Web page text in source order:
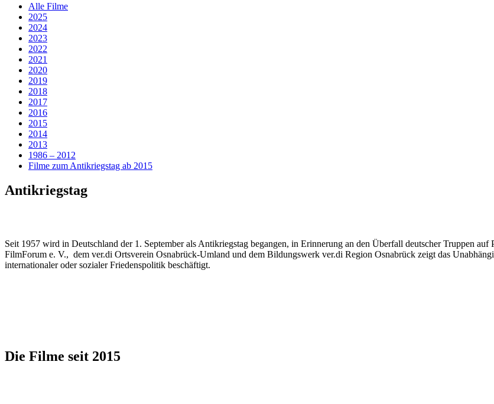
Alle Filme
2025
2024
2023
2022
2021
2020
2019
2018
2017
2016
2015
2014
2013
1986 – 2012
Filme zum Antikriegstag ab 2015
Antikriegstag
Seit 1957 wird in Deutschland der 1. September als Antikriegstag begangen, in Erinnerung an den Überfall deutscher Truppen
FilmForum e. V., dem ver.di Ortsverein Osnabrück-Umland und dem Bildungswerk ver.di Region Osnabrück zeigt das
internationaler oder sozialer Friedenspolitik beschäftigt.
Die Filme seit 2015